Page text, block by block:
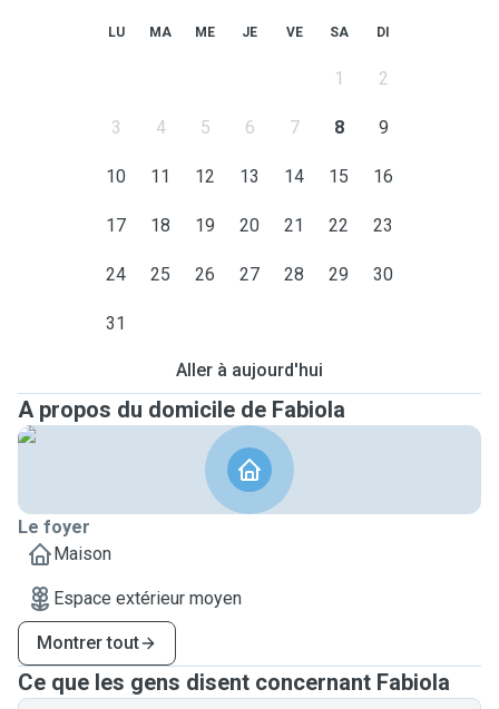
LU MA ME JE VE SA DI
1 2
3 4 5 6 7 8 9
10 11 12 13 14 15 16
17 18 19 20 21 22 23
24 25 26 27 28 29 30
31
Aller à aujourd'hui
A propos du domicile de Fabiola
Le foyer
Maison
Espace extérieur moyen
Montrer tout
Ce que les gens disent concernant Fabiola